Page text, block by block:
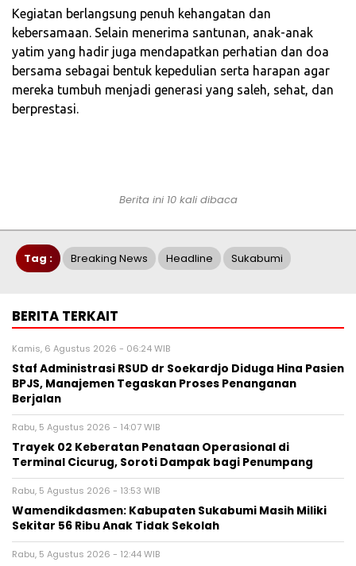
Kegiatan berlangsung penuh kehangatan dan
kebersamaan. Selain menerima santunan, anak-anak
yatim yang hadir juga mendapatkan perhatian dan doa
bersama sebagai bentuk kepedulian serta harapan agar
mereka tumbuh menjadi generasi yang saleh, sehat, dan
berprestasi.
Berita ini 10 kali dibaca
Tag : Breaking News Headline Sukabumi
BERITA TERKAIT
Kamis, 6 Agustus 2026 - 06:24 WIB
Staf Administrasi RSUD dr Soekardjo Diduga Hina Pasien
BPJS, Manajemen Tegaskan Proses Penanganan
Berjalan
Rabu, 5 Agustus 2026 - 14:07 WIB
‎Trayek 02 Keberatan Penataan Operasional di
Terminal Cicurug, Soroti Dampak bagi Penumpang
Rabu, 5 Agustus 2026 - 13:53 WIB
Wamendikdasmen: Kabupaten Sukabumi Masih Miliki
Sekitar 56 Ribu Anak Tidak Sekolah
Rabu, 5 Agustus 2026 - 12:44 WIB